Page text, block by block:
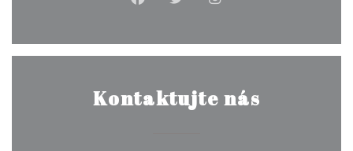
Facebook ((otevře se v novém
Twitter ((otevře se v novém
Instagram ((otevře se
Kontaktujte nás